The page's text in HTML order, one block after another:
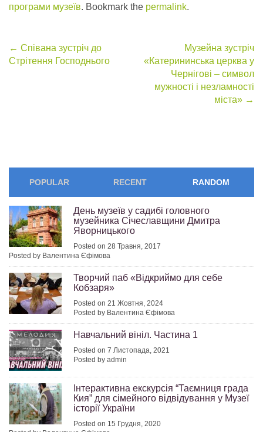
програми музеїв. Bookmark the permalink.
Post
← Співана зустріч до
Стрітення Господнього
Музейна зустріч
«Катерининська церква у
Чернігові – символ
мужності і незламності
міста» →
POPULAR RECENT RANDOM
День музеїв у садибі головного
музейника Січеславщини Дмитра
Яворницького
Posted on 28 Травня, 2017
Posted by Валентина Єфімова
Творчий паб «Відкриймо для себе
Кобзаря»
Posted on 21 Жовтня, 2024
Posted by Валентина Єфімова
Навчальний вініл. Частина 1
Posted on 7 Листопада, 2021
Posted by admin
Інтерактивна екскурсія “Таємниця града
Кия” для сімейного відвідування у Музеї
історії України
Posted on 15 Грудня, 2020